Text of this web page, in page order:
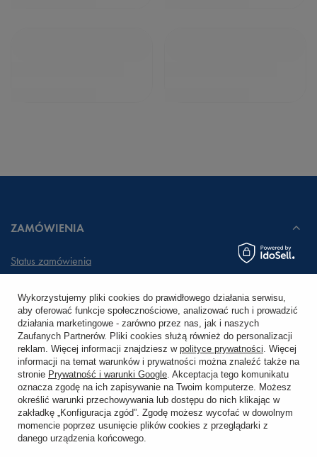
ZAMÓWIENIA
Status zamówienia
Chcę zareklamować produkt
Chcę zwrócić produkt
Chcę wymienić towar
KONTO
Wykorzystujemy pliki cookies do prawidłowego działania serwisu,
aby oferować funkcje społecznościowe, analizować ruch i prowadzić
działania marketingowe - zarówno przez nas, jak i naszych
Zaufanych Partnerów. Pliki cookies służą również do personalizacji
reklam. Więcej informacji znajdziesz w polityce prywatności. Więcej
informacji na temat warunków i prywatności można znaleźć także na
stronie Prywatność i warunki Google. Akceptacja tego komunikatu
oznacza zgodę na ich zapisywanie na Twoim komputerze. Możesz
określić warunki przechowywania lub dostępu do nich klikając w
zakładkę „Konfiguracja zgód”. Zgodę możesz wycofać w dowolnym
momencie poprzez usunięcie plików cookies z przeglądarki z
danego urządzenia końcowego.